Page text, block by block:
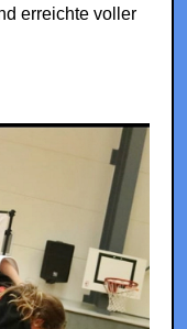
erreichte voller